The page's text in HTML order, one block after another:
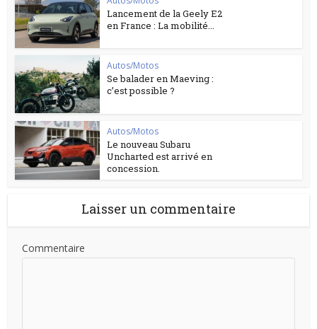
Lancement de la Geely E2
en France : La mobilité...
Autos/Motos
Se balader en Maeving :
c’est possible ?
Autos/Motos
Le nouveau Subaru
Uncharted est arrivé en
concession.
Laisser un commentaire
Commentaire